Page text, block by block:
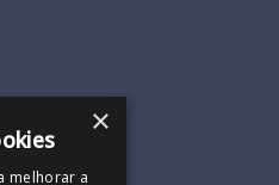
×
melhorar a